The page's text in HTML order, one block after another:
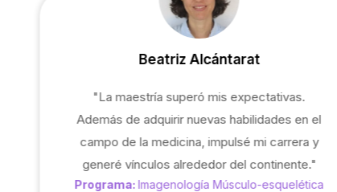
Beatriz Alcántarat
"La maestría superó mis expectativas.
Además de adquirir nuevas habilidades en el
campo de la medicina, impulsé mi carrera y
generé vínculos alrededor del continente."
Programa: Imagenología Músculo-esquelética